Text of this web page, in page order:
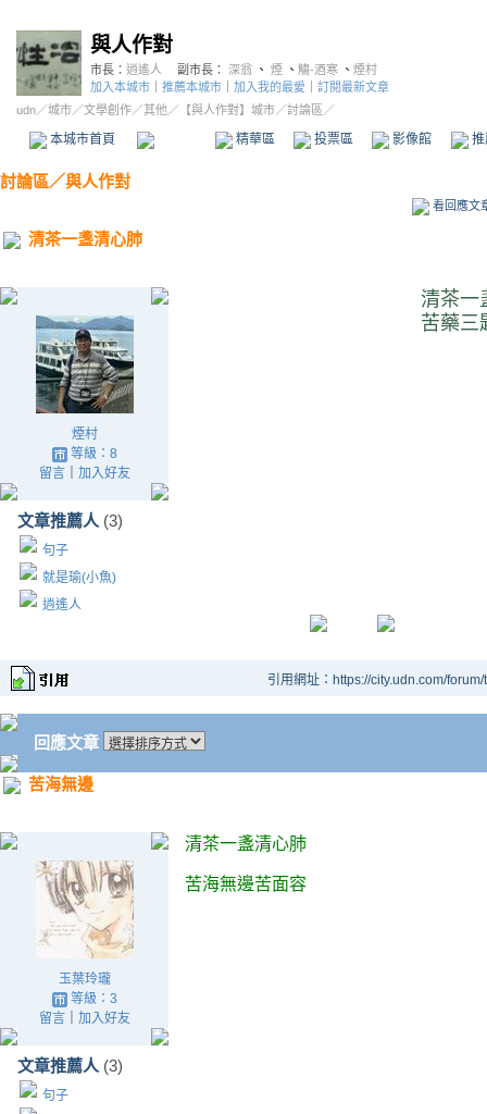
與人作對
市長： 逍遙人 副市長： 深翁 、 煙 、 觴-酒寒 、 煙村
加入本城市
推薦本城市 加入我的最愛
訂閱最新文章
udn／城市／文學創作／其他 ／ 【與人作對】城市／討論區／
本城市首頁 精華區 投票區 影像館
討論區／與人作對
看回應文
清茶一盞清心肺
煙村
等級：8
留言｜ 加入好友
文章推薦人 (3)
句子
就是瑜(小魚)
逍遙人
清茶一
苦藥三
引用網址：https://city.udn.com/
回應文章
苦海無邊
玉葉玲瓏
等級：3
留言｜ 加入好友
文章推薦人 (3)
句子
清茶一盞清心肺
苦海無邊苦面容